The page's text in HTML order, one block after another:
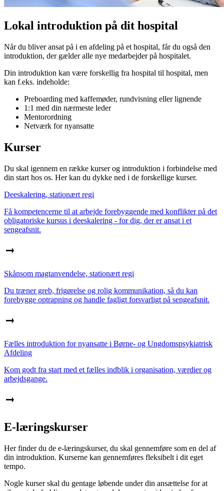
Lokal introduktion på dit hospital
Når du bliver ansat på i en afdeling på et hospital, får du også den
introduktion, der gælder alle nye medarbejder på hospitalet.
Din introduktion kan være forskellig fra hospital til hospital, men
kan f.eks. indeholde:
Preboarding med kaffemøder, rundvisning eller lignende
1:1 med din nærmeste leder
Mentorordning
Netværk for nyansatte
Kurser
Du skal igennem en række kurser og introduktion i forbindelse med
din start hos os. Her kan du dykke ned i de forskellige kurser.
Deeskalering, stationært regi
Få kompetencerne til at arbejde forebyggende med konflikter på det
obligatoriske kursus i deeskalering - for dig, der er ansat i et
sengeafsnit.
Skånsom magtanvendelse, stationært regi
Du træner greb, frigørelse og rolig kommunikation, så du kan
forebygge optrapning og handle fagligt forsvarligt på sengeafsnit.
Fælles introduktion for nyansatte i Børne- og Ungdomspsykiatrisk
Afdeling
Kom godt fra start med et fælles indblik i organisation, værdier og
arbejdsgange.
E-læringskurser
Her finder du de e-læringskurser, du skal gennemføre som en del af
din introduktion. Kurserne kan gennemføres fleksibelt i dit eget
tempo.
Nogle kurser skal du gentage løbende under din ansættelse for at